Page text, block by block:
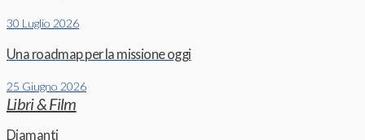
30 Luglio 2026
Una roadmap per la missione oggi
25 Giugno 2026
Libri & Film
Diamanti